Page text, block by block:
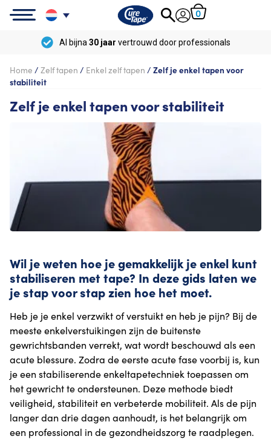
0
Voor 12:00 besteld,vandaagverzonden
Home / Zelf tapen / Enkel zelf tapen / Zelf je enkel tapen voor
stabiliteit
Zelf je enkel tapen voor stabiliteit
Wil je weten hoe je gemakkelijk je enkel kunt
stabiliseren met tape? In deze gids laten we
je stap voor stap zien hoe het moet.
Heb je je enkel verzwikt of verstuikt en heb je pijn? Bij de
meeste enkelverstuikingen zijn de buitenste
gewrichtsbanden verrekt, wat wordt beschouwd als een
acute blessure. Zodra de eerste acute fase voorbij is, kun
je een stabiliserende enkeltapetechniek toepassen om
het gewricht te ondersteunen. Deze methode biedt
veiligheid, stabiliteit en verbeterde mobiliteit. Als de pijn
langer dan drie dagen aanhoudt, is het belangrijk om
een professional in de gezondheidszorg te raadplegen.